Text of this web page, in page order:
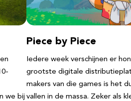
we bij
Piece by Piece
Iedere week verschijnen er
grootste digitale
makers van die games is het
vallen in de massa. Zeker als